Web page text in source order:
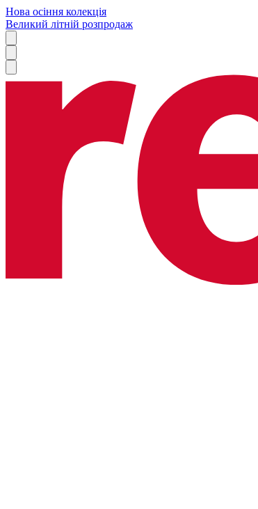
Нова осіння колекція
Великий літній розпродаж